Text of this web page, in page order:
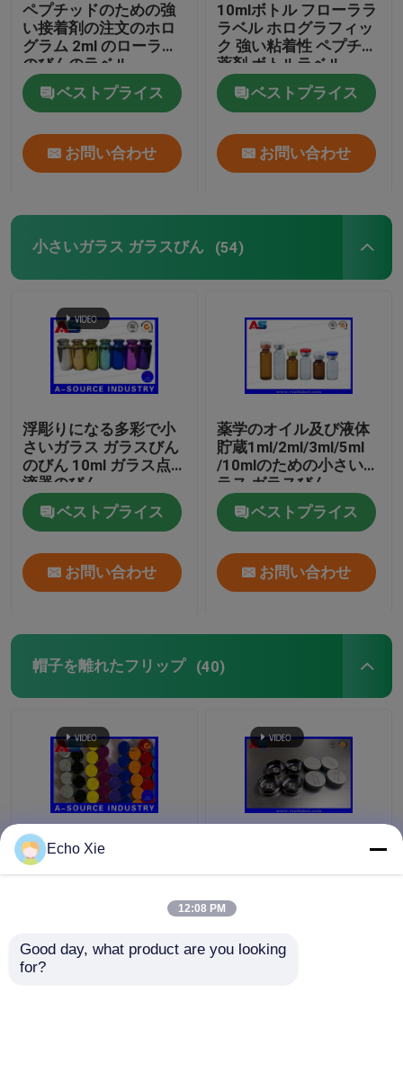
ペプチッドのための強
い接着剤の注文のホロ
グラム 2ml のローラー
のびんのラベル
ベストプライス
お問い合わせ
10mlボトル フローララ
ラベル ホログラフィッ
ク 強い粘着性 ペプチド
薬剤 ボトルラベル
25x60mm
ベストプライス
お問い合わせ
小さいガラス ガラスびん (54)
浮彫りになる多彩で小
さいガラス ガラスびん
のびん 10ml ガラス点
滴器のびん
ベストプライス
お問い合わせ
薬学のオイル及び液体
貯蔵1ml/2ml/3ml/5ml
/10mlのための小さいガ
ラス ガラスびん
ベストプライス
お問い合わせ
帽子を離れたフリップ (40)
プラスチック透明で白
く明確なフリップ上の
れて、弾きます
ISOの承認の紫色20mm
た薬剤10mlびんフリッ
プ
Echo Xie
12:08 PM
Good day, what product are you looking
for?